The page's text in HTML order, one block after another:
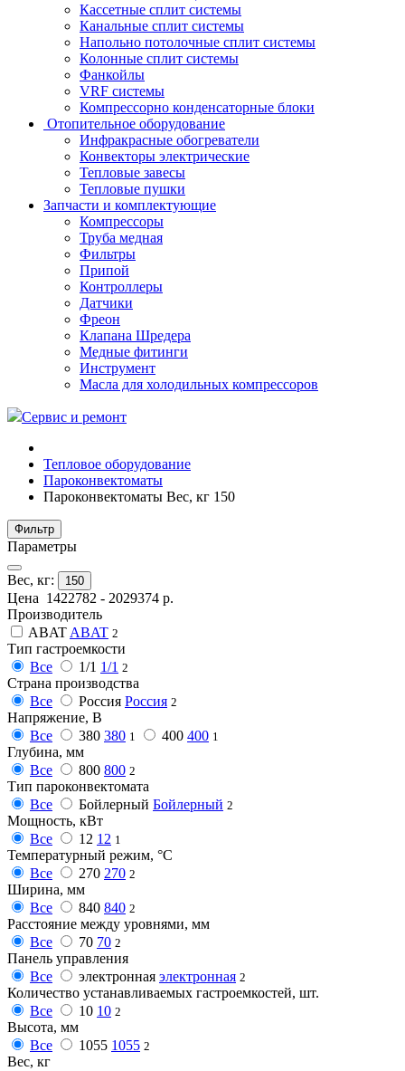
Кассетные сплит системы
Канальные сплит системы
Напольно потолочные сплит системы
Колонные сплит системы
Фанкойлы
VRF системы
Компрессорно конденсаторные блоки
Отопительное оборудование
Инфракрасные обогреватели
Конвекторы электрические
Тепловые завесы
Тепловые пушки
Запчасти и комплектующие
Компрессоры
Труба медная
Фильтры
Припой
Контроллеры
Датчики
Фреон
Клапана Шредера
Медные фитинги
Инструмент
Масла для холодильных компрессоров
Сервис и ремонт
Тепловое оборудование
Пароконвектоматы
Пароконвектоматы Вес, кг 150
Фильтр
Параметры
Вес, кг: 150
Цена 1422782 - 2029374 р.
Производитель
ABAT ABAT 2
Тип гастроемкости
Все
1/1 1/1 2
Страна производства
Все
Россия Россия 2
Напряжение, В
Все
380 380 1 400 400 1
Глубина, мм
Все
800 800 2
Тип пароконвектомата
Все
Бойлерный Бойлерный 2
Мощность, кВт
Все
12 12 1
Температурный режим, °C
Все
270 270 2
Ширина, мм
Все
840 840 2
Расстояние между уровнями, мм
Все
70 70 2
Панель управления
Все
электронная электронная 2
Количество устанавливаемых гастроемкостей, шт.
Все
10 10 2
Высота, мм
Все
1055 1055 2
Вес, кг